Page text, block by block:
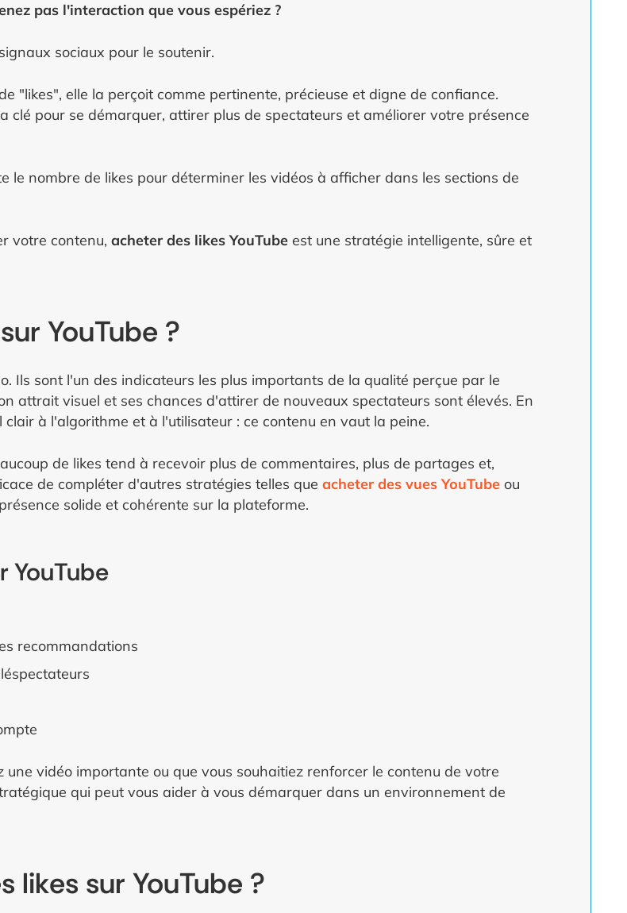
pas l'interaction que vous espériez ?
sociaux pour le soutenir.
"likes", elle la perçoit comme pertinente, précieuse et digne de confiance.
clé pour se démarquer, attirer plus de spectateurs et améliorer votre présence
le nombre de likes pour déterminer les vidéos à afficher dans les sections de
votre contenu, acheter des likes YouTube est une stratégie intelligente, sûre et
YouTube ?
Ils sont l'un des indicateurs les plus importants de la qualité perçue par le
attrait visuel et ses chances d'attirer de nouveaux spectateurs sont élevés. En
clair à l'algorithme et à l'utilisateur : ce contenu en vaut la peine.
de likes tend à recevoir plus de commentaires, plus de partages et,
de compléter d'autres stratégies telles que acheter des vues YouTube ou
solide et cohérente sur la plateforme.
YouTube
recommandations
vidéo importante ou que vous souhaitiez renforcer le contenu de votre
qui peut vous aider à vous démarquer dans un environnement de
sur YouTube ?